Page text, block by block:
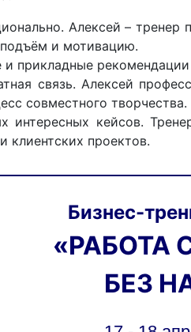
Алексей – тренер
и мотивацию.
и прикладные
связь. Алексей
совместного творчества.
интересных кейсов.
клиентских проектов.
Бизнес-
«РАБОТА
БЕЗ